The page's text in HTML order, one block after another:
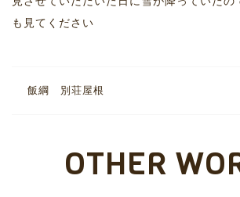
も見てください
飯綱 別荘屋根
OTHER